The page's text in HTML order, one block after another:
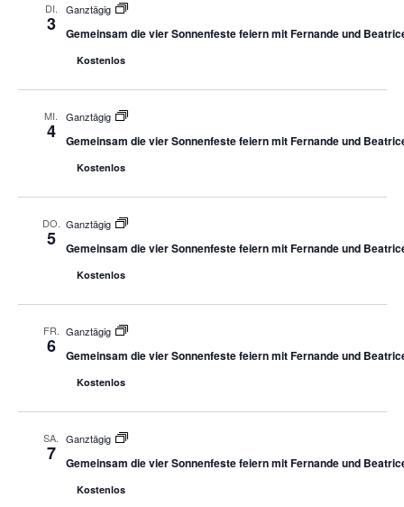
DI.
3
Ganztägig
Gemeinsam die vier Sonnenfeste feiern mit Fernande und
Kostenlos
MI.
4
Ganztägig
Gemeinsam die vier Sonnenfeste feiern mit Fernande und
Kostenlos
DO.
5
Ganztägig
Gemeinsam die vier Sonnenfeste feiern mit Fernande und
Kostenlos
FR.
6
Ganztägig
Gemeinsam die vier Sonnenfeste feiern mit Fernande und
Kostenlos
SA.
7
Ganztägig
Gemeinsam die vier Sonnenfeste feiern mit Fernande und
Kostenlos